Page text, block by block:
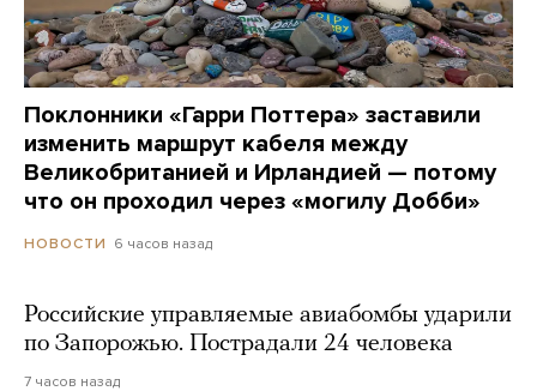
Поклонники «Гарри Поттера» заставили
изменить маршрут кабеля между
Великобританией и Ирландией — потому
что он проходил через «могилу Добби»
НОВОСТИ 6 часов назад
Российские управляемые авиабомбы ударили
по Запорожью. Пострадали 24 человека
7 часов назад